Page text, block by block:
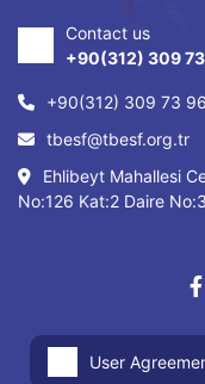
Contact us
+90(312) 309
+90(312) 309 73 96
tbesf@tbesf.org.tr
Ehlibeyt Mahallesi
No:126 Kat:2 Daire
User